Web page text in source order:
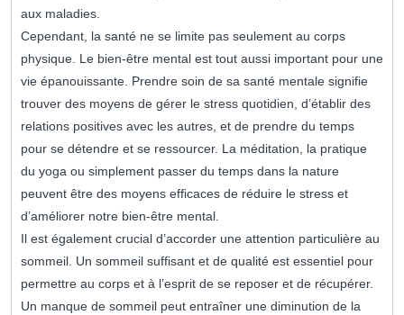
aux maladies.
Cependant, la santé ne se limite pas seulement au corps
physique. Le bien-être mental est tout aussi important pour une
vie épanouissante. Prendre soin de sa santé mentale signifie
trouver des moyens de gérer le stress quotidien, d’établir des
relations positives avec les autres, et de prendre du temps
pour se détendre et se ressourcer. La méditation, la pratique
du yoga ou simplement passer du temps dans la nature
peuvent être des moyens efficaces de réduire le stress et
d’améliorer notre bien-être mental.
Il est également crucial d’accorder une attention particulière au
sommeil. Un sommeil suffisant et de qualité est essentiel pour
permettre au corps et à l’esprit de se reposer et de récupérer.
Un manque de sommeil peut entraîner une diminution de la